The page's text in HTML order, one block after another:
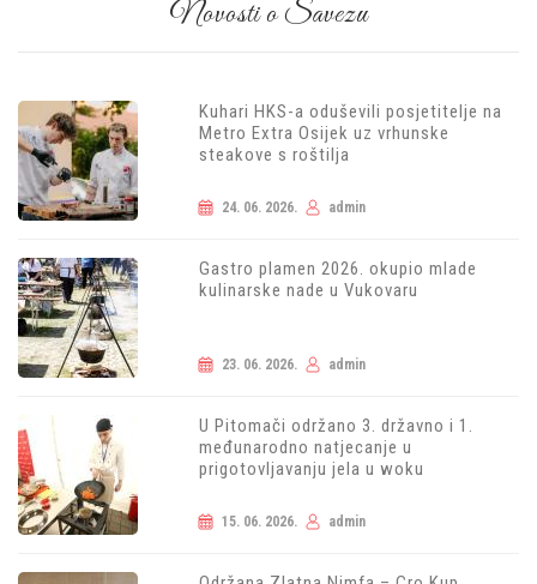
Novosti o Savezu
Kuhari HKS-a oduševili posjetitelje na
Metro Extra Osijek uz vrhunske
steakove s roštilja
24. 06. 2026. admin
Gastro plamen 2026. okupio mlade
kulinarske nade u Vukovaru
23. 06. 2026. admin
U Pitomači održano 3. državno i 1.
međunarodno natjecanje u
prigotovljavanju jela u woku
15. 06. 2026. admin